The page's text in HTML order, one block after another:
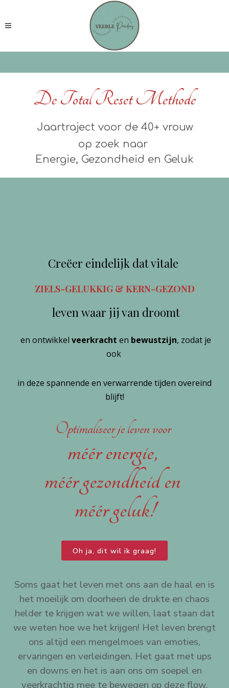
De Total Reset Methode
Jaartraject voor de 40+ vrouw
op zoek naar
Energie, Gezondheid en Geluk
Creëer eindelijk dat vitale
ZIELS-GELUKKIG & KERN-GEZOND
leven waar jij van droomt
en ontwikkel veerkracht en bewustzijn, zodat je
ook
in deze spannende en verwarrende tijden overeind
blijft!
Optimaliseer je leven voor
méér energie,
méér gezondheid en
méérgeluk!
Oh ja, dit wil ik graag!
Soms gaat het leven met ons aan de haal en is
het moeilijk om doorheen de drukte en chaos
helder te krijgen wat we willen, laat staan dat
we weten hoe we het krijgen! Het leven brengt
ons altijd een mengelmoes van emoties,
ervaringen en verleidingen. Het gaat met ups
en downs en het is aan ons om soepel en
veerkrachtig mee te bewegen op deze flow.